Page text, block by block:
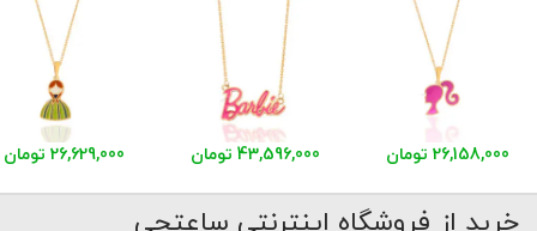
26,158,000 تومان 43,596,000 تومان 26,629,000 تومان
خرید از فروشگاه اینترنتی ساعتچی